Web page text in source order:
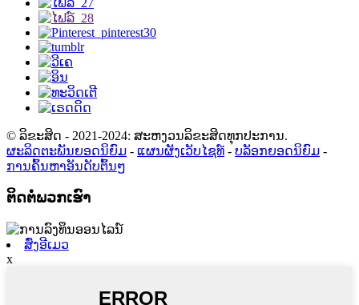
© ລິຂະສິດ - 2021-2024: ສະຫງວນລິຂະສິດທຸກປະການ.
ຜະລິດຕະພັນຍອດນິຍົມ - ແຜນຜັງເວັບໄຊທ໌ - ບລັອກຍອດນິຍົມ -
ການຄົ້ນຫາອັນດັບຕົ້ນໆ
ຕິດຕໍ່ພວກເຮົາ
ສົ່ງອີເມວ
x